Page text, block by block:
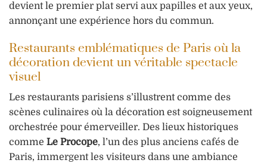
devient le premier plat servi aux papilles et aux yeux,
annonçant une expérience hors du commun.
Restaurants emblématiques de Paris où la
décoration devient un véritable spectacle
visuel
Les restaurants parisiens s’illustrent comme des
scènes culinaires où la décoration est soigneusement
orchestrée pour émerveiller. Des lieux historiques
comme Le Procope, l’un des plus anciens cafés de
Paris, immergent les visiteurs dans une ambiance